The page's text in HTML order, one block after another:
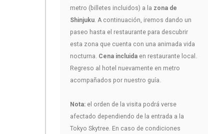
metro (billetes incluidos) a la zona de
Shinjuku. A continuación, iremos dando un
paseo hasta el restaurante para descubrir
esta zona que cuenta con una animada vida
nocturna. Cena incluida en restaurante local.
Regreso al hotel nuevamente en metro
acompañados por nuestro guía.
Nota: el orden de la visita podrá verse
afectado dependiendo de la entrada a la
Tokyo Skytree. En caso de condiciones